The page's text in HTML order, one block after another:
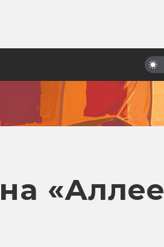
кино
«Аллее